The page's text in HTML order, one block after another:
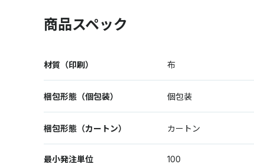
商品スペック
材質（印刷） 布
梱包形態（個包装） 個包装
梱包形態（カートン） カートン
最小発注単位 100